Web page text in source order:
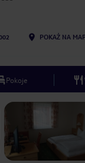
POKAŻ NA
Pokoje